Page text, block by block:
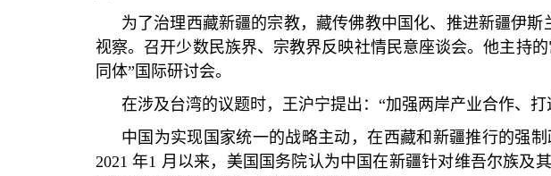
为了治理西藏新疆的宗教，藏传佛教中国化、推进新疆伊
视察。召开少数民族界、宗教界反映社情民意座谈会。他主持
同体” 国际研讨会。
在涉及台湾的议题时，王沪宁提出： “加强两岸产业合作、
中国为实现国家统一的战略主动，在西藏和新疆推行的强
2021年1 月以来，美国国务院认为中国在新疆针对维吾尔族及